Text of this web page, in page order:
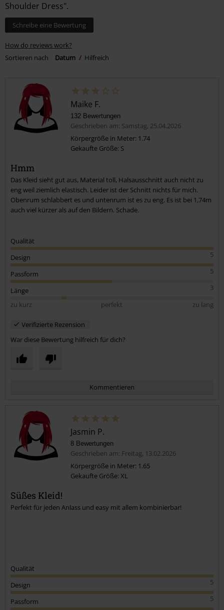
Shoulder Dress".
Schreibe eine Bewertung
How do reviews work?
Sortieren nach
Datum Hilfreich
Maike F.
132 Bewertungen
Geschrieben am: Samstag, 25.04.2026
Körpergröße in Meter: 1.74
Gekaufte Größe: S
Hmm
Das Kleid sieht gut aus, Material toll, Halsausschnitt auch nicht zu
eng weil ziemlich elastisch. Leider ist der Schnitt nichts für mich.
Obenrum schlabbert es und untenrum ist es zu eng. Es ist bei 1,74m
auch viel kürzer als auf den Bildern. Schade.
Qualität
5
Design
5
Passform
3
Länge
zu kurz
perfekt zu lang
Verifizierte Rezension
War diese Bewertung hilfreich für dich?
Kommentieren
Kommentar jetzt abschicken!
Jasmin P.
8 Bewertungen
Geschrieben am: Freitag, 13.02.2026
Körpergröße in Meter: 1.65
Gekaufte Größe: XL
Süßes Kleid!
Perfekt für jeden Anlass und easy mit allem kombinierbar!
Qualität
5
Design
5
Passform